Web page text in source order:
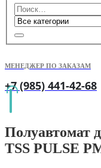
МЕНЕДЖЕР ПО ЗАКАЗАМ
+7 (985) 441-42-68
Полуавтомат
TSS PULSE